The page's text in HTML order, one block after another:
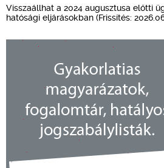
Visszaállhat a 2024 augusztusa előtti
hatósági eljárásokban (Frissítés: